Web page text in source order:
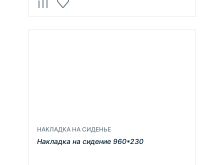
НАКЛАДКА НА СИДЕНЬЕ
Накладка на сидение 960*230